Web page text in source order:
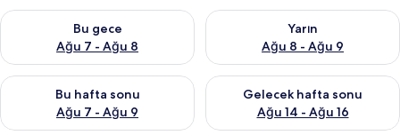
Bu gece
Ağu 7 - Ağu 8
Bu gece için müsaitliği kontrol et Ağu 7 - Ağu 8
Yarın
Ağu 8 - Ağu 9
Yarın için müsaitliği kontrol
Bu hafta sonu
Ağu 7 - Ağu 9
Bu hafta sonu için müsaitliği kontrol et Ağu 7 - Ağu 9
Gelecek hafta sonu
Ağu 14 - Ağu 16
Önümüzdeki hafta sonu için